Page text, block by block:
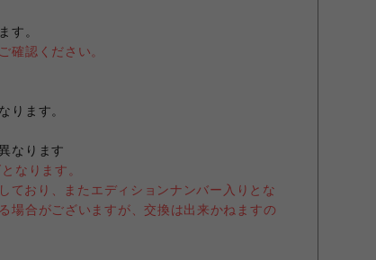
す。
確認ください。
ります。
なります
なります。
おり、またエディションナンバー入りとな
場合がございますが、交換は出来かねますの